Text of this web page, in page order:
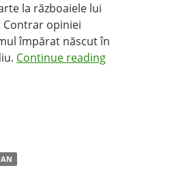
la războaiele lui
opiniei
împărat născut în
Continue reading